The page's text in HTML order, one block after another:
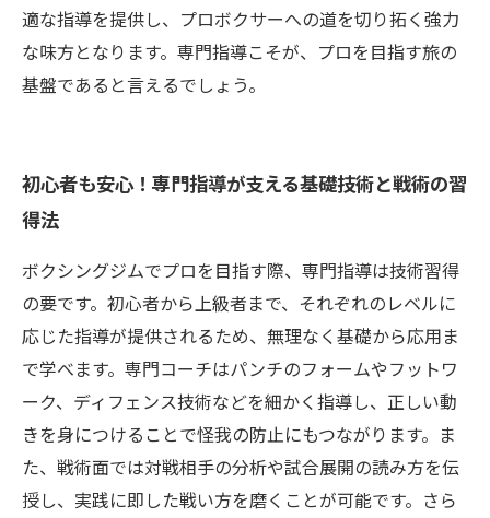
適な指導を提供し、プロボクサーへの道を切り拓く強力
な味方となります。専門指導こそが、プロを目指す旅の
基盤であると言えるでしょう。
初心者も安心！専門指導が支える基礎技術と戦術の習
得法
ボクシングジムでプロを目指す際、専門指導は技術習得
の要です。初心者から上級者まで、それぞれのレベルに
応じた指導が提供されるため、無理なく基礎から応用ま
で学べます。専門コーチはパンチのフォームやフットワ
ーク、ディフェンス技術などを細かく指導し、正しい動
きを身につけることで怪我の防止にもつながります。ま
た、戦術面では対戦相手の分析や試合展開の読み方を伝
授し、実践に即した戦い方を磨くことが可能です。さら